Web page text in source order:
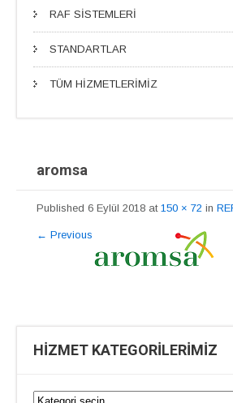
RAF SİSTEMLERİ
STANDARTLAR
TÜM HİZMETLERİMİZ
aromsa
Published 6 Eylül 2018 at 150 × 72 in
← Previous
HİZMET KATEGORİLERİMİZ